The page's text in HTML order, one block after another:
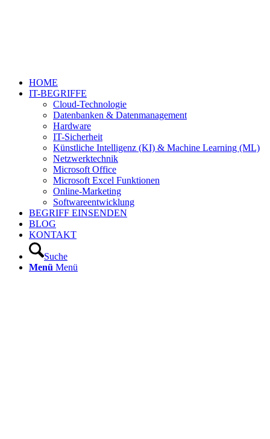
HOME
IT-BEGRIFFE
Cloud-Technologie
Datenbanken & Datenmanagement
Hardware
IT-Sicherheit
Künstliche Intelligenz (KI) & Machine Learning (ML)
Netzwerktechnik
Microsoft Office
Microsoft Excel Funktionen
Online-Marketing
Softwareentwicklung
BEGRIFF EINSENDEN
BLOG
KONTAKT
Suche
Menü Menü